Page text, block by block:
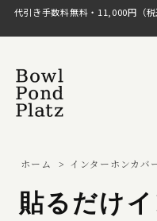
代引き手数料無料・11,000円（
ホーム > インターホンカバ
貼るだけ